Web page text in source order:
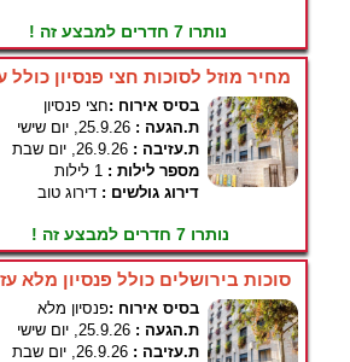
נותרו 7 חדרים למבצע זה !
מחיר מוזל לסוכות חצי פנסיון
בסיס אירוח :חצי פנסיון
ת.הגעה : 25.9.26, יום שישי
ת.עזיבה : 26.9.26, יום שבת
מספר לילות : 1 לילות
דירוג גולשים : דירוג טוב
נותרו 7 חדרים למבצע זה !
סוכות בירושלים כולל פנסיון מלא
בסיס אירוח :פנסיון מלא
ת.הגעה : 25.9.26, יום שישי
ת.עזיבה : 26.9.26, יום שבת